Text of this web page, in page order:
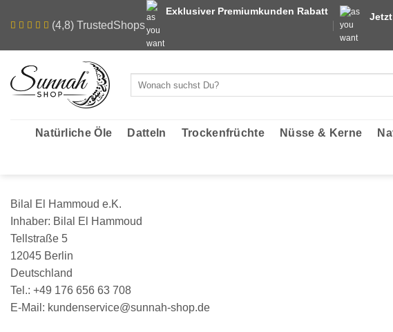
Inhalt
(4,8) TrustedShops
Exklusiver Premiumkunden Rabatt
Natürliche Öle Datteln Trockenfrüchte Nüsse & Kerne
Bilal El Hammoud e.K.
Inhaber: Bilal El Hammoud
Tellstraße 5
12045 Berlin
Deutschland
Tel.: +49 176 656 63 708
E-Mail: kundenservice@sunnah-shop.de